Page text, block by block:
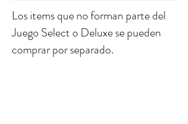
Los items que no forman parte del
Juego Select o Deluxe se pueden
comprar por separado.